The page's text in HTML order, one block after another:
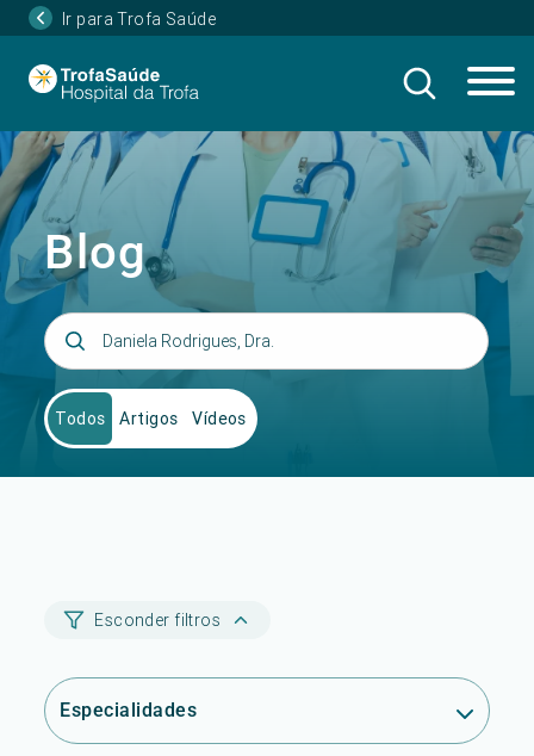
Ir para Trofa Saúde
Blog
Todos Artigos Vídeos
Esconder filtros
Especialidades